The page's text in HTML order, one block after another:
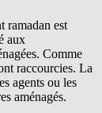
ramadan est
aux
Comme
raccourcies. La
agents ou les
aménagés.